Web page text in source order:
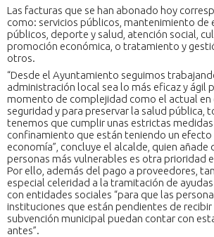
Las facturas que se han abonado hoy
como: servicios públicos, mantenimiento de
públicos, deporte y salud, atención social,
promoción económica, o tratamiento y
otros.
“Desde el Ayuntamiento seguimos
administración local sea lo más eficaz y ágil
momento de complejidad como el actual en
seguridad y para preservar la salud pública,
tenemos que cumplir unas estrictas
confinamiento que están teniendo un efecto
economía”, concluye el alcalde, quien añade
personas más vulnerables es otra prioridad
Por ello, además del pago a proveedores,
especial celeridad a la tramitación de
con entidades sociales “para que las
instituciones que están pendientes de
subvención municipal puedan contar con
antes”.